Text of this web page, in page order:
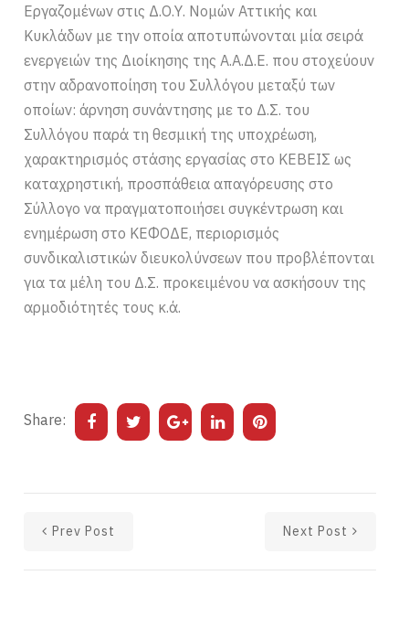
Εργαζομένων στις Δ.Ο.Υ. Νομών Αττικής και
Κυκλάδων με την οποία αποτυπώνονται μία σειρά
ενεργειών της Διοίκησης της Α.Α.Δ.Ε. που στοχεύουν
στην αδρανοποίηση του Συλλόγου μεταξύ των
οποίων: άρνηση συνάντησης με το Δ.Σ. του
Συλλόγου παρά τη θεσμική της υποχρέωση,
χαρακτηρισμός στάσης εργασίας στο ΚΕΒΕΙΣ ως
καταχρηστική, προσπάθεια απαγόρευσης στο
Σύλλογο να πραγματοποιήσει συγκέντρωση και
ενημέρωση στο ΚΕΦΟΔΕ, περιορισμός
συνδικαλιστικών διευκολύνσεων που προβλέπονται
για τα μέλη του Δ.Σ. προκειμένου να ασκήσουν της
αρμοδιότητές τους κ.ά.
Share:
Prev Post Next Post